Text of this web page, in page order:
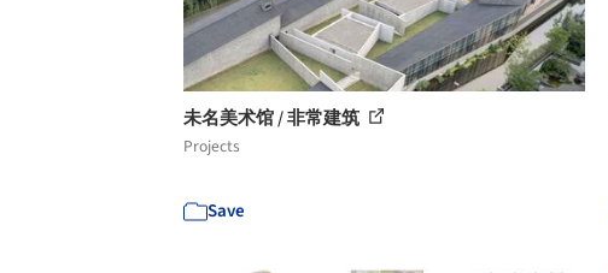
未名美术馆 / 非常建筑
Projects
Save